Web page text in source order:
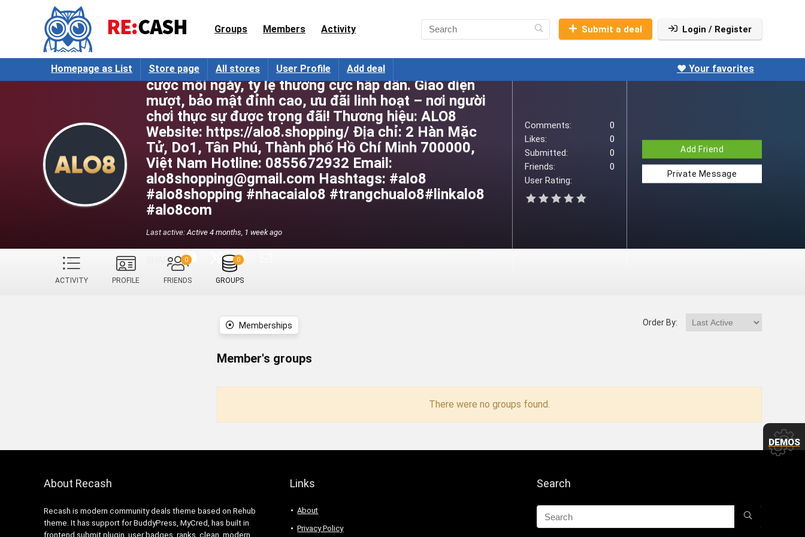
Groups Members Activity Submit a deal Login / Register
Homepage as List Store page All stores User Profile Add deal ❤️ Your favorites
ALO8 Nhà cái trực tuyến dẫn đầu với hàng ngàn kèo
cược mỗi ngày, tỷ lệ thưởng cực hấp dẫn. Giao diện
mượt, bảo mật đỉnh cao, ưu đãi linh hoạt – nơi người
chơi thực sự được trọng đãi! Thương hiệu: ALO8
Website: https://alo8.shopping/ Địa chỉ: 2 Hàn Mặc
Tử, Do1, Tân Phú, Thành phố Hồ Chí Minh 700000,
Việt Nam Hotline: 0855672932 Email:
alo8shopping@gmail.com Hashtags: #alo8
#alo8shopping #nhacaialo8 #trangchualo8#linkalo8
#alo8com
Last active: Active 4 months, 1 week ago
SHARE:
Comments:
0
Likes:
0
Submitted:
0
Friends:
0
User Rating:
Add Friend
Private Message
ACTIVITY PROFILE FRIENDS
0
GROUPS
0
Memberships Order By:
Member's groups
There were no groups found.
About Recash
Recash is modern community deals theme based on Rehub
theme. It has support for BuddyPress, MyCred, has built in
frontend submit plugin, user badges, ranks, clean, modern
Links
About
Privacy Policy
Search
DEMOS